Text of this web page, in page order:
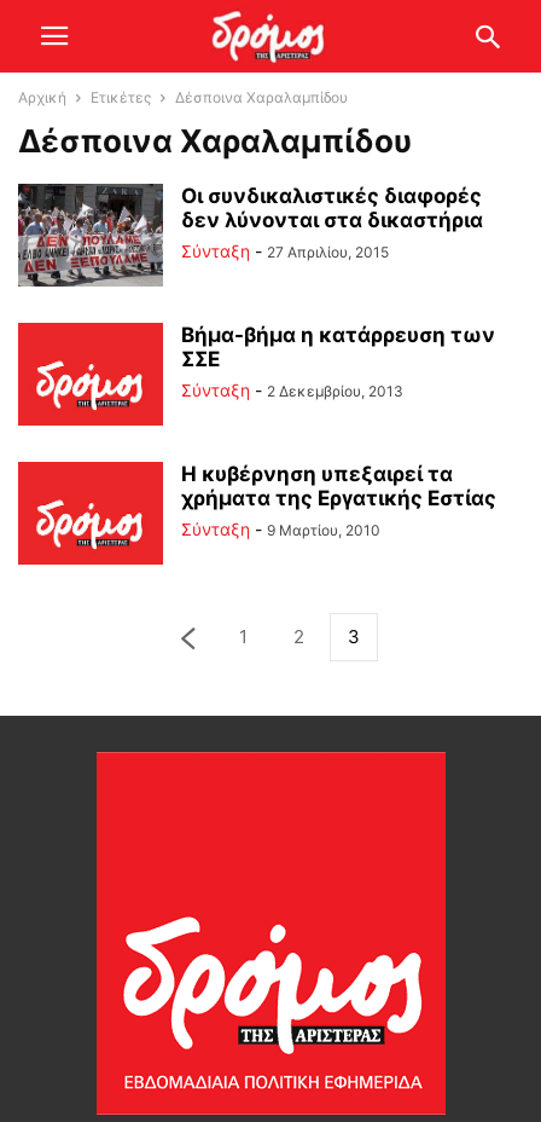
Αρχική Ετικέτες Δέσποινα Χαραλαμπίδου
Δέσποινα Χαραλαμπίδου
Οι συνδικαλιστικές διαφορές
δεν λύνονται στα δικαστήρια
Σύνταξη - 27 Απριλίου, 2015
Βήμα-βήμα η κατάρρευση των
ΣΣΕ
Σύνταξη - 2 Δεκεμβρίου, 2013
Η κυβέρνηση υπεξαιρεί τα
χρήματα της Εργατικής Εστίας
Σύνταξη - 9 Μαρτίου, 2010
1 2 3